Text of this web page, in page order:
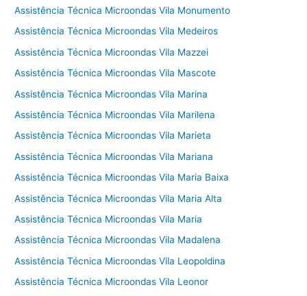
Assistência Técnica Microondas Vila Monumento
Assistência Técnica Microondas Vila Medeiros
Assistência Técnica Microondas Vila Mazzei
Assistência Técnica Microondas Vila Mascote
Assistência Técnica Microondas Vila Marina
Assistência Técnica Microondas Vila Marilena
Assistência Técnica Microondas Vila Marieta
Assistência Técnica Microondas Vila Mariana
Assistência Técnica Microondas Vila Maria Baixa
Assistência Técnica Microondas Vila Maria Alta
Assistência Técnica Microondas Vila Maria
Assistência Técnica Microondas Vila Madalena
Assistência Técnica Microondas Vila Leopoldina
Assistência Técnica Microondas Vila Leonor